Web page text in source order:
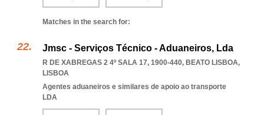
Matches in the search for:
Jmsc - Serviços Técnico - Aduaneiros, Lda
R DE XABREGAS 2 4º SALA 17, 1900-440, BEATO LISBOA,
LISBOA
Agentes aduaneiros e similares de apoio ao transporte
LDA